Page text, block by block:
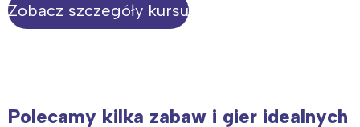
Zobacz szczegóły kursu
Polecamy kilka zabaw i gier idealnych